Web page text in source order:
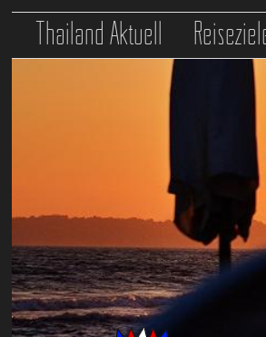
Thailand Aktuell